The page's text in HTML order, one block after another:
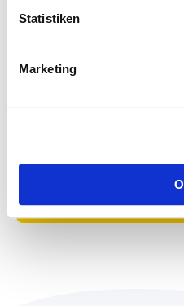
Statistiken
Marketing
einem
Nadia Gaille